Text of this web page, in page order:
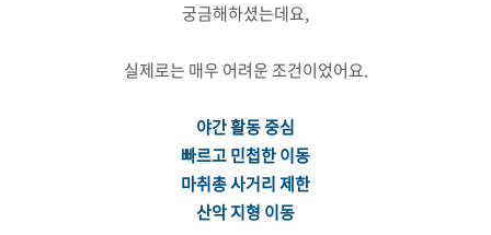
궁금해하셨는데요,
실제로는 매우 어려운 조건이었어요.
야간 활동 중심
빠르고 민첩한 이동
마취총 사거리 제한
산악 지형 이동